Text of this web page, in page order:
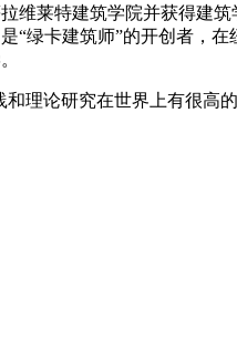
莱特建筑学院并获得建筑
“绿卡建筑师”的开创者，
理论研究在世界上有很高